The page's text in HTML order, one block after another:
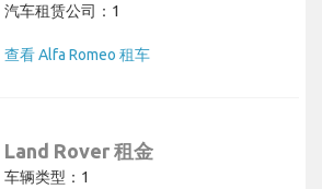
汽车租赁公司：1
查看 Alfa Romeo 租车
Land Rover 租金
车辆类型：1